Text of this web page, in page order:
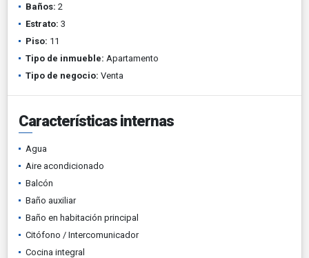
Baños: 2
Estrato: 3
Piso: 11
Tipo de inmueble: Apartamento
Tipo de negocio: Venta
Características internas
Agua
Aire acondicionado
Balcón
Baño auxiliar
Baño en habitación principal
Citófono / Intercomunicador
Cocina integral